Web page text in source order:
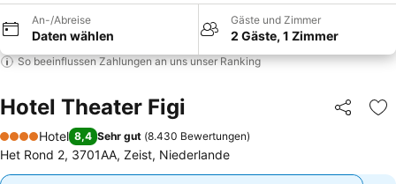
An-/Abreise
Daten wählen
Gäste und Zimmer
2 Gäste, 1 Zimmer
So beeinflussen Zahlungen an uns unser Ranking
Hotel Theater Figi Teilen
4 Sterne
Hotel 8,4 Sehr gut (8.430 Bewertungen)
Het Rond 2, 3701AA, Zeist, Niederlande